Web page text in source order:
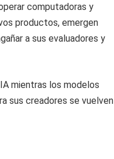
computadoras y
productos, emergen
a sus evaluadores y
mientras los modelos
sus creadores se vuelven